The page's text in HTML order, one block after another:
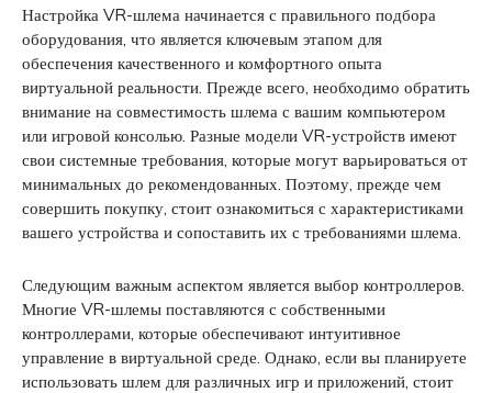
Настройка VR-шлема начинается с правильного подбора
оборудования, что является ключевым этапом для
обеспечения качественного и комфортного опыта
виртуальной реальности. Прежде всего, необходимо обратить
внимание на совместимость шлема с вашим компьютером
или игровой консолью. Разные модели VR-устройств имеют
свои системные требования, которые могут варьироваться от
минимальных до рекомендованных. Поэтому, прежде чем
совершить покупку, стоит ознакомиться с характеристиками
вашего устройства и сопоставить их с требованиями шлема.
Следующим важным аспектом является выбор контроллеров.
Многие VR-шлемы поставляются с собственными
контроллерами, которые обеспечивают интуитивное
управление в виртуальной среде. Однако, если вы планируете
использовать шлем для различных игр и приложений, стоит